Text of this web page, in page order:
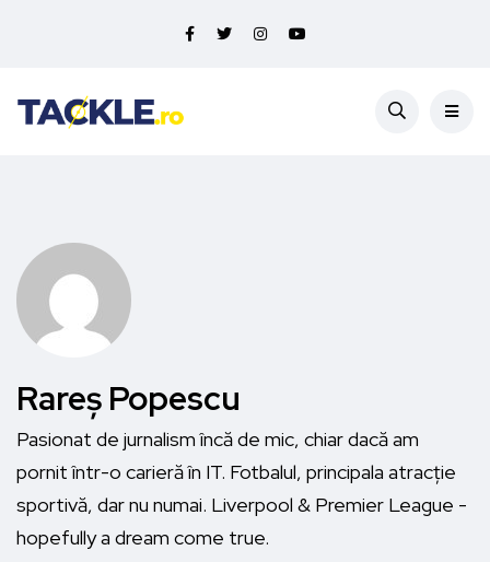
Rareș Popescu
Pasionat de jurnalism încă de mic, chiar dacă am
pornit într-o carieră în IT. Fotbalul, principala atracție
sportivă, dar nu numai. Liverpool & Premier League -
hopefully a dream come true.